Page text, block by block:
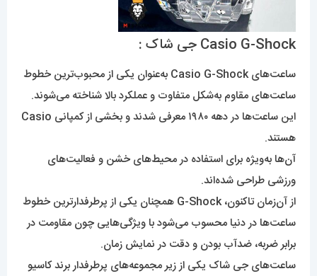
Casio G-Shock جی شاک :
ساعت‌های Casio G-Shock به‌عنوان یکی از محبوب‌ترین خطوط
ساعت‌های مقاوم به‌شکل متفاوت و عملکرد بالا شناخته می‌شوند.
این ساعت‌ها در دهه ۱۹۸۰ معرفی شدند و بخشی از کمپانی Casio
هستند.
آن‌ها به‌ویژه برای استفاده در محیط‌های خشن و فعالیت‌های
ورزشی طراحی شده‌اند.
از آن‌زمان تاکنون، G-Shock همچنان یکی از پرطرفدارترین خطوط
ساعت‌ها در دنیا محسوب می‌شود با ویژگی‌هایی چون مقاومت در
برابر ضربه، ضدآب بودن و دقت در نمایش زمان.
ساعت‌‌های جی شاک یکی از زیر مجموعه‌‌های پرطرفدار برند کاسیو